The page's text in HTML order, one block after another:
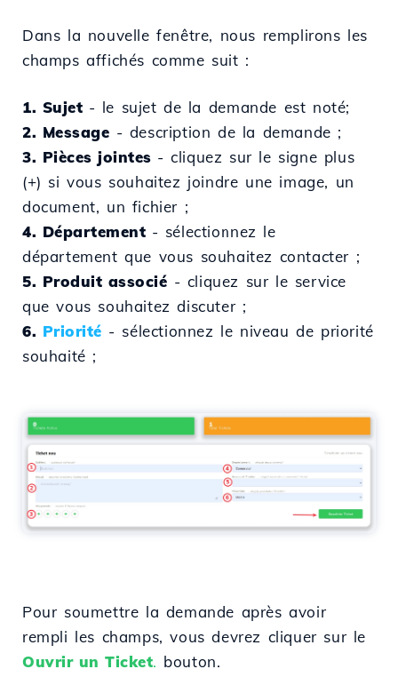
Dans la nouvelle fenêtre, nous remplirons les
champs affichés comme suit :
1. Sujet - le sujet de la demande est noté;
2. Message - description de la demande ;
3. Pièces jointes - cliquez sur le signe plus
(+) si vous souhaitez joindre une image, un
document, un fichier ;
4. Département - sélectionnez le
département que vous souhaitez contacter ;
5. Produit associé - cliquez sur le service
que vous souhaitez discuter ;
6. Priorité - sélectionnez le niveau de priorité
souhaité ;
Pour soumettre la demande après avoir
rempli les champs, vous devrez cliquer sur le
Ouvrir un Ticket. bouton.